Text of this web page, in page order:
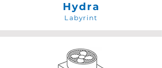
Hydra
Labyrint